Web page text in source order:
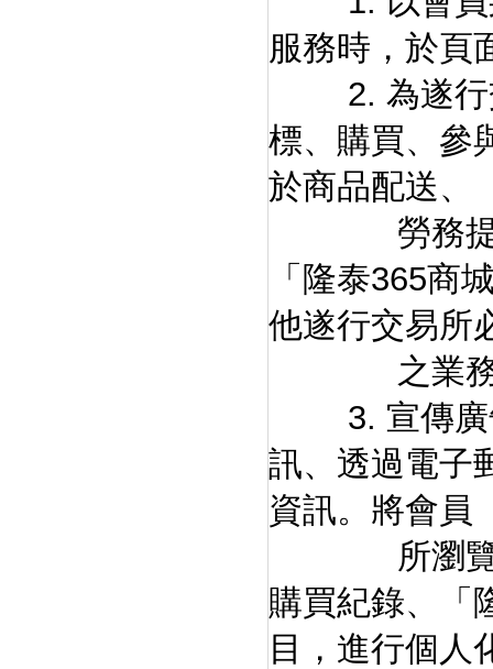
服務時，於頁
2. 為遂行交
標、購買、參
於商品配送、
勞務提供
「隆泰365商
他遂行交易所
之業務
3. 宣傳廣告
訊、透過電子
資訊。將會員
所瀏覽之
購買紀錄、「
目，進行個人